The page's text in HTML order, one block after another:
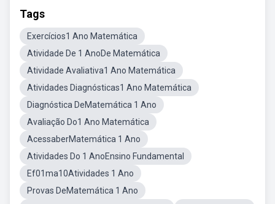
Tags
Exercícios1 Ano Matemática
Atividade De 1 AnoDe Matemática
Atividade Avaliativa1 Ano Matemática
Atividades Diagnósticas1 Ano Matemática
Diagnóstica DeMatemática 1 Ano
Avaliação Do1 Ano Matemática
AcessaberMatemática 1 Ano
Atividades Do 1 AnoEnsino Fundamental
Ef01ma10Atividades 1 Ano
Provas DeMatemática 1 Ano